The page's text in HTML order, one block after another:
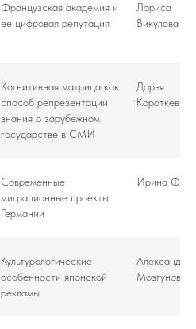
Французская академия и
ее цифровая репутация
Лариса
Викулова
Когнитивная матрица как
способ репрезентации
знания о зарубежном
государстве в СМИ
Дарья
Короткевич
Современные
миграционные проекты
Германии
Ирина Фиц
Культурологические
особенности японской
рекламы
Александра
Мозгунова